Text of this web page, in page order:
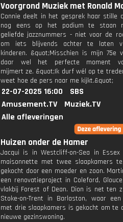
Voorgrond Muziek met Ronald
Connie deelt in het gesprek haar stille
nog eens op het podium te staan
geliefde jazznummers - niet voor de
om iets blijvends achter te laten
kinderen. &quot;Misschien is mijn 75e
daar wel het perfecte moment
mijmert ze. &quot;Ik durf wél op te
weet hoe de pers naar me kijkt.&quot;
22-07-2025 16:00
SBS
Amusement.TV
Muziek.TV
Alle afleveringen
Huizen onder de Hamer
Jacqui is in Westcliff-on-Sea in
maisonnette met twee slaapkamers
gekocht door een moeder en zoon.
een renovatieproject in Coleford,
vlakbij Forest of Dean. Dion is net ten
Stoke-on-Trent in Barlaston, waar een
met drie slaapkamers is gekocht om te
nieuwe gezinswoning.